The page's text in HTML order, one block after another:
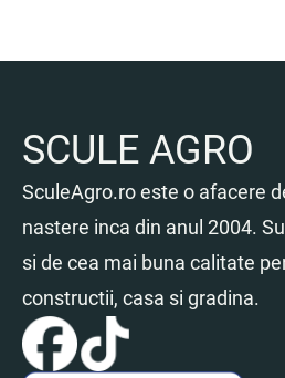
SCULE AGRO
SculeAgro.ro este o afacere
nastere inca din anul 2004.
si de cea mai buna calitate
constructii, casa si gradina.